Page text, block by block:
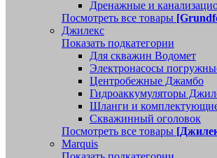
Дренажные и
Посмотреть все товары
Джилекс
Показать подкатегории
Для скважин Водомет
Электронасосы
Центробежные Джамбо
Гидроаккумуляторы
Шланги и
Скважинный оголовок
Посмотреть все товары
Marquis